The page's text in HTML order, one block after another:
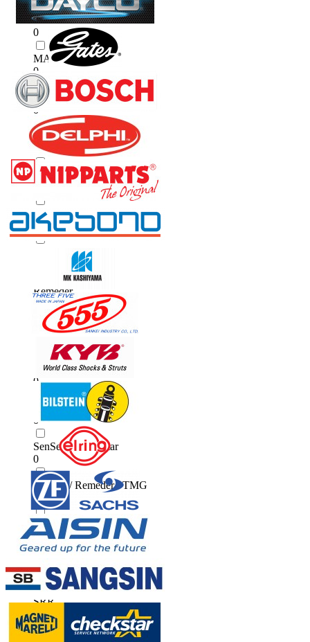
MAC
0
MARUICHI
0
MASUMA
0
NISSAN (Оригинал)
0
Patron
0
RBI
0
Remeder
0
Remeder / WAZAK
SAT
0
SenSen
0
SenSen / Checkstar
0
SenSen / Remeder / TMG
0
SHIN.HWA
0
0
SRR
0